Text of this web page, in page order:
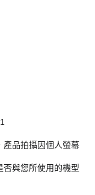
產品拍攝因個人螢幕
與您所使用的機型